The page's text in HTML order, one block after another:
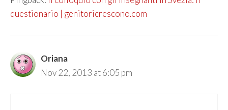
questionario | genitoricrescono.com
Oriana
Nov 22, 2013 at 6:05 pm